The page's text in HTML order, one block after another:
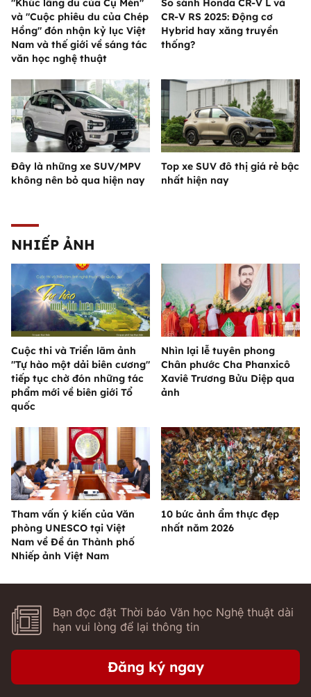
"Khúc lãng du của Cụ Mén"
và "Cuộc phiêu du của Chép
Hồng" đón nhận kỷ lục Việt
Nam và thế giới về sáng tác
văn học nghệ thuật
So sánh Honda CR-V L và
CR-V RS 2025: Động cơ
Hybrid hay xăng truyền
thống?
Đây là những xe SUV/MPV
không nên bỏ qua hiện nay
Top xe SUV đô thị giá rẻ bậc
nhất hiện nay
NHIẾP ẢNH
Cuộc thi và Triển lãm ảnh
"Tự hào một dải biên cương"
tiếp tục chờ đón những tác
phẩm mới về biên giới Tổ
quốc
Nhìn lại lễ tuyên phong
Chân phước Cha Phanxicô
Xaviê Trương Bửu Diệp qua
ảnh
Tham vấn ý kiến của Văn
phòng UNESCO tại Việt
Nam về Đề án Thành phố
Nhiếp ảnh Việt Nam
10 bức ảnh ẩm thực đẹp
nhất năm 2026
Bạn đọc đặt Thời báo Văn học Nghệ thuật dài
hạn vui lòng để lại thông tin
Đăng ký ngay